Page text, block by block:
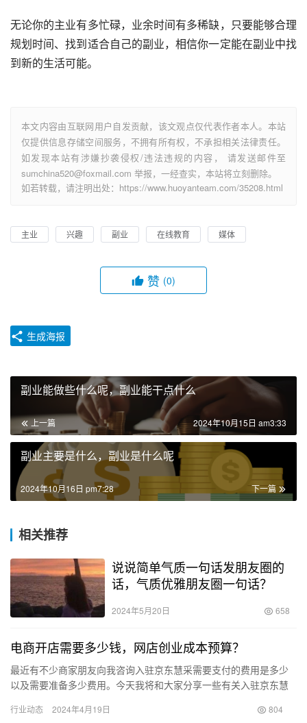
无论你的主业有多忙碌，业余时间有多稀缺，只要能够合理
规划时间、找到适合自己的副业，相信你一定能在副业中找
到新的生活可能。
本文内容由互联网用户自发贡献，该文观点仅代表作者本人。本站
仅提供信息存储空间服务，不拥有所有权，不承担相关法律责任。
如发现本站有涉嫌抄袭侵权/违法违规的内容， 请发送邮件至
sumchina520@foxmail.com 举报，一经查实，本站将立刻删除。
如若转载，请注明出处：https://www.huoyanteam.com/35208.html
主业 兴趣 副业 在线教育 媒体
赞 (0)
生成海报
副业能做些什么呢，副业能干点什么
上一篇 2024年10月15日 am3:33
副业主要是什么，副业是什么呢
下一篇
2024年10月16日 pm7:28
相关推荐
说说简单气质一句话发朋友圈的
话，气质优雅朋友圈一句话？
2024年5月20日 658
电商开店需要多少钱，网店创业成本预算？
最近有不少商家朋友向我咨询入驻京东慧采需要支付的费用是多少
以及需要准备多少费用。今天我将和大家分享一些有关入驻京东慧
出的…
行业动态 2024年4月19日 804